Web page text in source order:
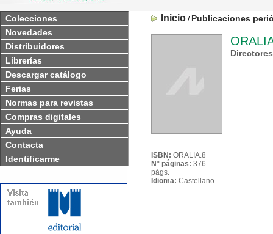
Colecciones
Novedades
Distribuidores
Librerías
Descargar catálogo
Ferias
Normas para revistas
Compras digitales
Ayuda
Contacta
Identificarme
Inicio / Publicaciones
ISBN: ORALIA.8
N° páginas: 376
págs.
Idioma: Castellano